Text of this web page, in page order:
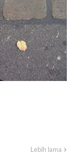
Lebih lama